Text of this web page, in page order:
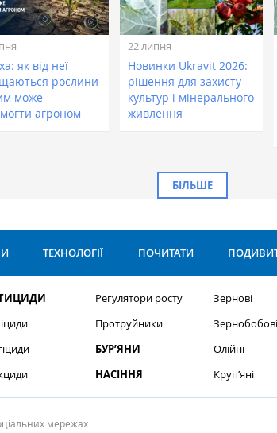
як від неї
рослини
може
агроном
22 липня
Новинки Ukravit 2026:
рішення для захисту
культур і мінерального
живлення
БІЛЬШЕ
ТЕХНОЛОГІЇ ПОЧИТАТИ
Регулятори росту
Протруйники
БУР’ЯНИ
НАСІННЯ
Зернові
Зернобобові
Олійні
Круп’яні
мережах